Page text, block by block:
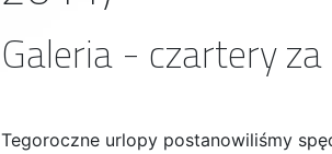
Galeria - czartery
Tegoroczne urlopy postanowiliśmy